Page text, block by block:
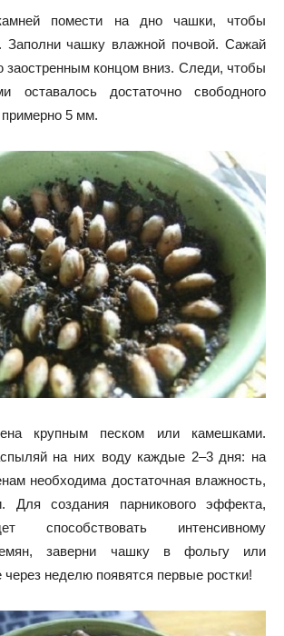
помести на дно чашки, чтобы
Заполни чашку влажной почвой. Сажай
заостренным концом вниз. Следи, чтобы
оставалось достаточно свободного
5 мм.
крупным песком или камешками.
на них воду каждые 2–3 дня: на
необходима достаточная влажность,
Для создания парникового эффекта,
способствовать интенсивному
заверни чашку в фольгу или
неделю появятся первые ростки!